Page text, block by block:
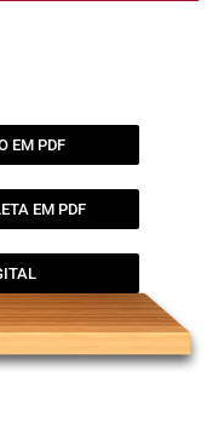
EM PDF
EM PDF